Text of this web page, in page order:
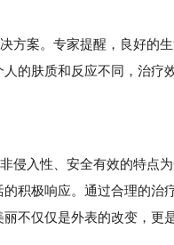
方案。专家提醒，良好的
的肤质和反应不同，治疗
入性、安全有效的特点
积极响应。通过合理的治
不仅仅是外表的改变，更